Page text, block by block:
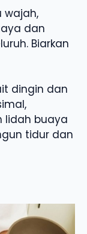
wajah,
dan
Biarkan
dingin dan
lidah buaya
tidur dan